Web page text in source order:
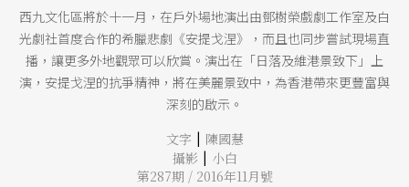
西九文化區將於十一月，在戶外場地演出由鄧樹榮戲劇工作室及白
光劇社首度合作的希臘悲劇《安提戈涅》，而且也同步嘗試現場直
播，讓更多外地觀眾可以欣賞。演出在「日落及維港景致下」上
演，安提戈涅的抗爭精神，將在美麗景致中，為香港帶來更豐富與
深刻的啟示。
文字 | 陳國慧
攝影 | 小白
第287期 / 2016年11月號